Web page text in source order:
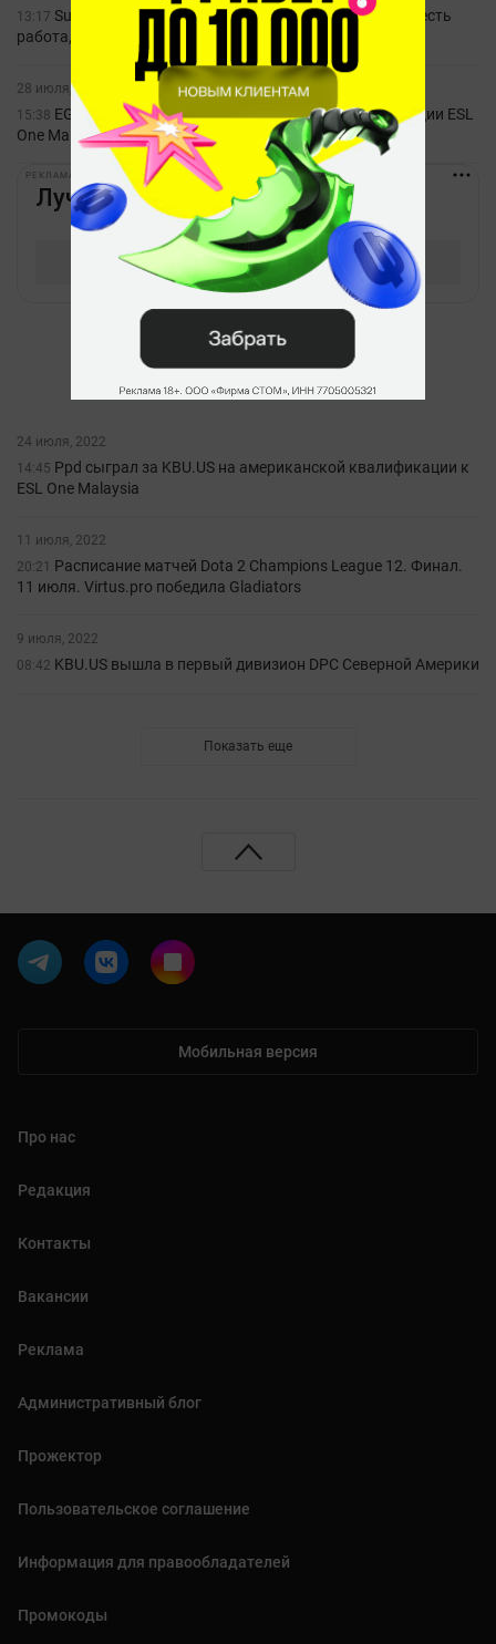
13:17 Sunlight о квалификации ESL One Malaysia: «У Ppd есть
работа, он не смог сыграть за нас первую серию»
28 июля, 2022
15:38 EG отказались от участия в закрытой квалификации ESL
One Malaysia. Их заменит KBU.US
РЕКЛАМА • BETBOOM.RU
24 июля, 2022
14:45 Ppd сыграл за KBU.US на американской квалификации к
ESL One Malaysia
11 июля, 2022
20:21
Расписание матчей Dota 2 Champions League 12. Финал.
11 июля. Virtus.pro победила Gladiators
9 июля, 2022
08:42 KBU.US вышла в первый дивизион DPC Северной Америки
Показать еще
Мобильная версия
Про нас
Редакция
Контакты
Вакансии
Реклама
Административный блог
Прожектор
Пользовательское соглашение
Информация для правообладателей
Промокоды